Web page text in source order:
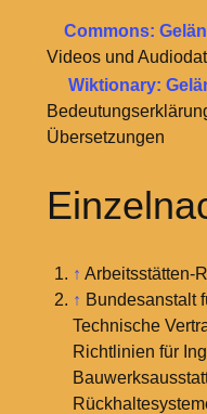
Commons:
Videos und
Wiktionary:
Übersetzungen
↑ Arbeitsstätten-
↑ Bundesanstalt
Technische
Richtlinien für